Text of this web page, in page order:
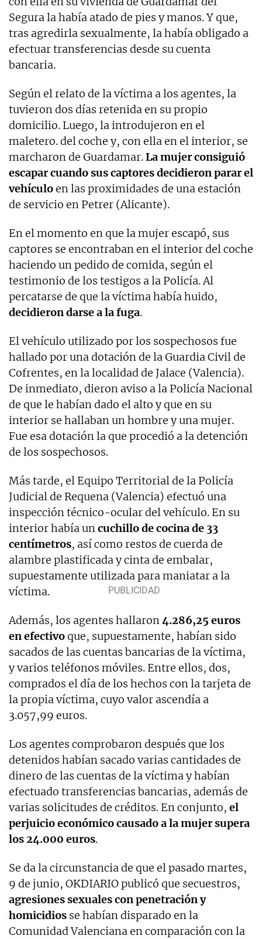
Segura la había atado de pies y manos. Y que,
tras agredirla sexualmente, la había obligado a
efectuar transferencias desde su cuenta
bancaria.
Según el relato de la víctima a los agentes, la
tuvieron dos días retenida en su propio
domicilio. Luego, la introdujeron en el
maletero. del coche y, con ella en el interior, se
marcharon de Guardamar.La mujer consiguió
escapar cuando sus captores decidieron parar el
vehículoen las proximidades de una estación
de servicio en Petrer (Alicante).
En el momento en que la mujer escapó, sus
captores se encontraban en el interior del coche
haciendo un pedido de comida, según el
testimonio de los testigos a la Policía. Al
percatarse de que la víctima había huido,
decidieron darse a la fuga.
El vehículo utilizado por los sospechosos fue
hallado por una dotación de la Guardia Civil de
Cofrentes, en la localidad de Jalace (Valencia).
De inmediato, dieron aviso a la Policía Nacional
de que le habían dado el alto y que en su
interior se hallaban un hombre y una mujer.
Fue esa dotación la que procedió a la detención
de los sospechosos.
Más tarde, el Equipo Territorial de la Policía
Judicial de Requena (Valencia) efectuó una
inspección técnico-ocular del vehículo. En su
interior había uncuchillo de cocina de 33
centímetros, así como restos de cuerda de
alambre plastificada y cinta de embalar,
supuestamente utilizada para maniatar a la
víctima.
Además, los agentes hallaron4.286,25 euros
en efectivoque, supuestamente, habían sido
sacados de las cuentas bancarias de la víctima,
y varios teléfonos móviles. Entre ellos, dos,
comprados el día de los hechos con la tarjeta de
la propia víctima, cuyo valor ascendía a
3.057,99 euros.
Los agentes comprobaron después que los
detenidos habían sacado varias cantidades de
dinero de las cuentas de la víctima y habían
efectuado transferencias bancarias, además de
varias solicitudes de créditos. En conjunto, el
perjuicio económico causado a la mujer supera
los 24.000 euros.
Se da la circunstancia de que el pasado martes,
9 de junio, OKDIARIO publicó que secuestros,
agresiones sexuales con penetración y
homicidios se habían disparado en la
Comunidad Valenciana en comparación con la